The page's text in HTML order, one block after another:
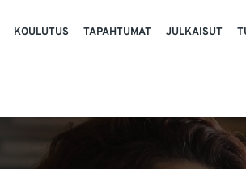
KOULUTUS TAPAHTUMAT JULKAISUT